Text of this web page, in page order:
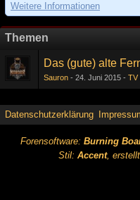
Weitere Informationen
Themen
Das (gute) alte
Sauron 24. Juni 2015 TV
Datenschutzerklärung
Forensoftware: Burning
Stil: Accent,